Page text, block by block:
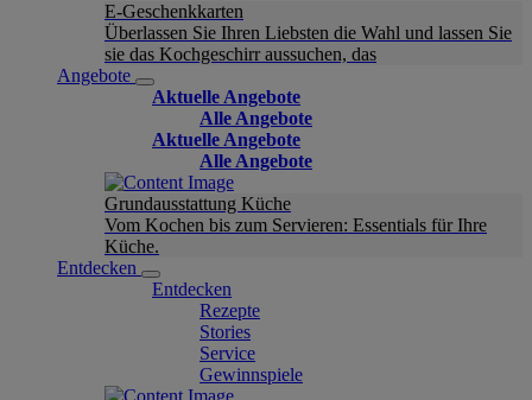
E-Geschenkkarten
Überlassen Sie Ihren Liebsten die Wahl und lassen Sie
sie das Kochgeschirr aussuchen, das
Angebote
Aktuelle Angebote
Alle Angebote
Aktuelle Angebote
Alle Angebote
Grundausstattung Küche
Vom Kochen bis zum Servieren: Essentials für Ihre
Küche.
Entdecken
Entdecken
Rezepte
Stories
Service
Gewinnspiele